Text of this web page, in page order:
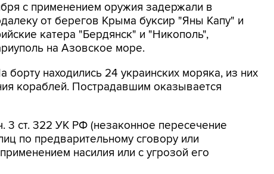
с применением оружия задержали в
от берегов Крыма буксир "Яны Капу" и
катера "Бердянск" и "Никополь",
на Азовское море.
находились 24 украинских моряка, из них
кораблей. Пострадавшим оказывается
3 ст. 322 УК РФ (незаконное пересечение
по предварительному сговору или
насилия или с угрозой его